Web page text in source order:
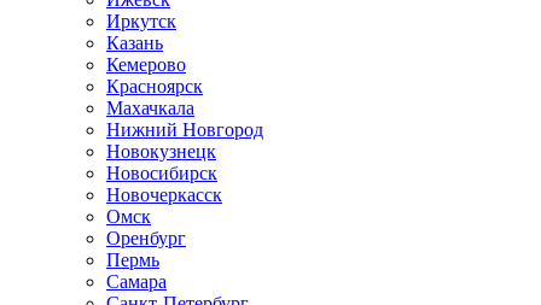
Иркутск
Казань
Кемерово
Красноярск
Махачкала
Нижний Новгород
Новокузнецк
Новосибирск
Новочеркаcск
Омск
Оренбург
Пермь
Самара